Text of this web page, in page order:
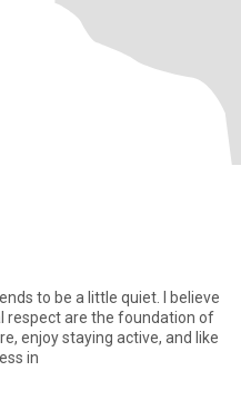
to be a little quiet. I believe
respect are the foundation of
in